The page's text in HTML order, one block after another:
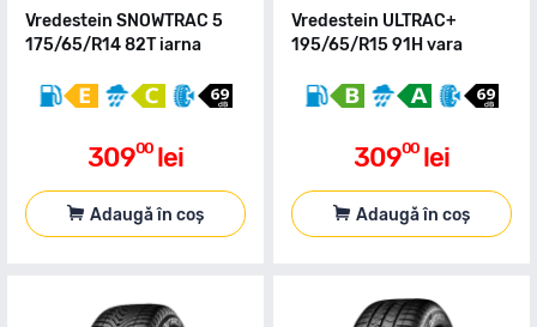
Vredestein SNOWTRAC 5
175/65/R14 82T iarna
30900 lei
Adaugă în coș
Vredestein ULTRAC+
195/65/R15 91H vara
30900 lei
Adaugă în coș